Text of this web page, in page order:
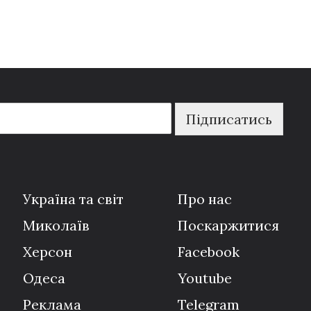
Підписатись
Україна та світ
Миколаїв
Херсон
Одеса
Реклама
Про нас
Поскаржитися
Facebook
Youtube
Telegram